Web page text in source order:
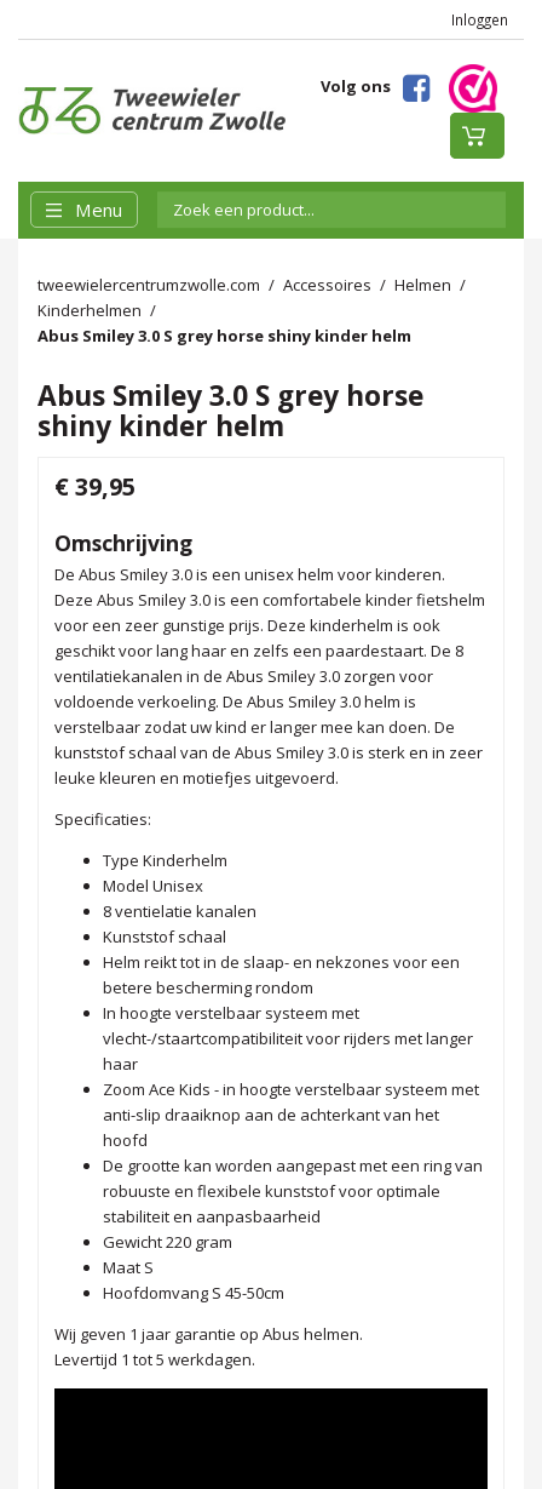
Inloggen
Volg ons
Menu
tweewielercentrumzwolle.com Accessoires
Helmen
Kinderhelmen
Abus Smiley 3.0 S grey horse shiny kinder helm
Abus Smiley 3.0 S grey horse
shiny kinder helm
€ 39,95
Omschrijving
De Abus Smiley 3.0 is een unisex helm voor kinderen.
Deze Abus Smiley 3.0 is een comfortabele kinder fietshelm
voor een zeer gunstige prijs. Deze kinderhelm is ook
geschikt voor lang haar en zelfs een paardestaart. De 8
ventilatiekanalen in de Abus Smiley 3.0 zorgen voor
voldoende verkoeling. De Abus Smiley 3.0 helm is
verstelbaar zodat uw kind er langer mee kan doen. De
kunststof schaal van de Abus Smiley 3.0 is sterk en in zeer
leuke kleuren en motiefjes uitgevoerd.
Specificaties:
Type Kinderhelm
Model Unisex
8 ventielatie kanalen
Kunststof schaal
Helm reikt tot in de slaap- en nekzones voor een
betere bescherming rondom
In hoogte verstelbaar systeem met
vlecht-/staartcompatibiliteit voor rijders met langer
haar
Zoom Ace Kids - in hoogte verstelbaar systeem met
anti-slip draaiknop aan de achterkant van het
hoofd
De grootte kan worden aangepast met een ring van
robuuste en flexibele kunststof voor optimale
stabiliteit en aanpasbaarheid
Gewicht 220 gram
Maat S
Hoofdomvang S 45-50cm
Wij geven 1 jaar garantie op Abus helmen.
Levertijd 1 tot 5 werkdagen.